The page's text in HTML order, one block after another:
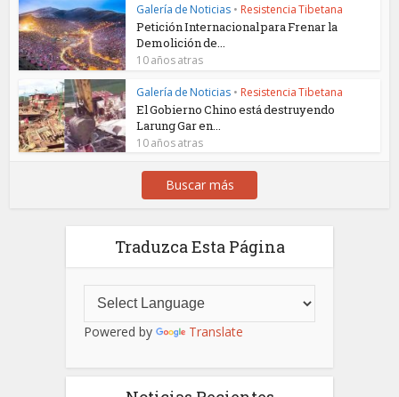
Galería de Noticias • Resistencia Tibetana
Petición Internacional para Frenar la
Demolición de...
10 años atras
Galería de Noticias • Resistencia Tibetana
El Gobierno Chino está destruyendo
Larung Gar en...
10 años atras
Buscar más
Traduzca Esta Página
Powered by Translate